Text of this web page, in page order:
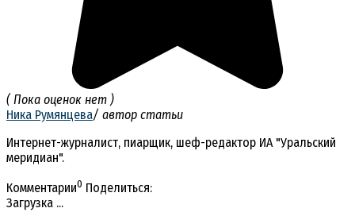
( Пока оценок нет )
Ника Румянцева/ автор статьи
Интернет-журналист, пиарщик, шеф-редактор ИА "Уральский
меридиан".
Комментарии0 Поделиться:
Загрузка ...